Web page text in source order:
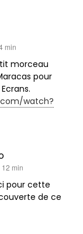
min
morceau
pour
watch?
min
pour cette
de ce